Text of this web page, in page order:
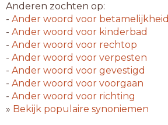
Anderen zochten op:
- Ander woord voor betamelijkheid
- Ander woord voor kinderbad
- Ander woord voor rechtop
- Ander woord voor verpesten
- Ander woord voor gevestigd
- Ander woord voor voorgaan
- Ander woord voor richting
» Bekijk populaire synoniemen